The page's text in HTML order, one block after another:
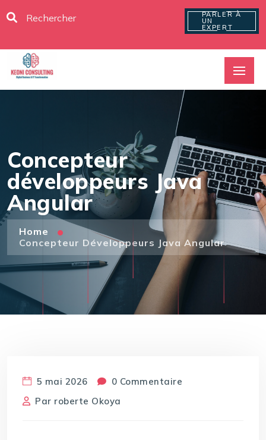
PARLER À
UN
EXPERT
Concepteur
développeurs Java
Angular
Home
Concepteur Développeurs Java Angular
5 mai 2026
0 Commentaire
Par roberte Okoya